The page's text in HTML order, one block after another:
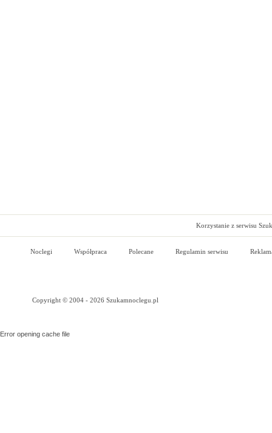
Korzystanie z serwisu
Noclegi Współpraca Polecane Regulamin serwisu
Copyright © 2004 - 2026 Szukamnoclegu.pl
Error opening cache file